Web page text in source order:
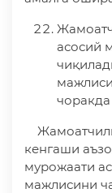
асосий
кенгаши
мурожаати
мажлисини